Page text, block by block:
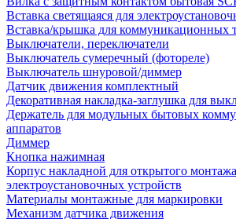
Вставка светящаяся для
Вставка/крышка для коммуникационных
Выключатели, переключатели
Выключатель сумеречный (фотореле)
Выключатель шнуровой/диммер
Датчик движения комплектный
Декоративная накладка-заглушка для
Держатель для модульных бытовых
аппаратов
Диммер
Кнопка нажимная
Корпус накладной для открытого монтажа
электроустановочных устройств
Материалы монтажные для маркировки
Механизм датчика движения